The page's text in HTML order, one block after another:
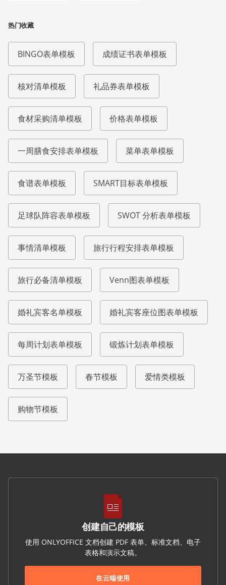
热门收藏
BINGO表单模板 成绩证书表单模板
核对清单模板 礼品券表单模板
食材采购清单模板 价格表单模板
一周膳食安排表单模板 菜单表单模板
食谱表单模板 SMART目标表单模板
足球队阵容表单模板 SWOT 分析表单模板
事情清单模板 旅行行程安排表单模板
旅行必备清单模板 Venn图表单模板
婚礼宾客名单模板 婚礼宾客座位图表单模板
每周计划表单模板 锻炼计划表单模板
万圣节模板 春节模板 爱情类模板
购物节模板
创建自己的模板
使用 ONLYOFFICE 文档创建 PDF 表单、标准文档、电子
表格和演示文稿。
在云端使用